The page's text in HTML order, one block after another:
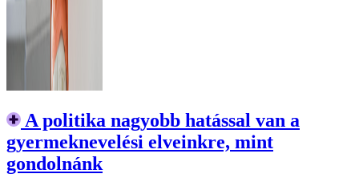
A politika nagyobb hatással van a
gyermeknevelési elveinkre, mint
gondolnánk